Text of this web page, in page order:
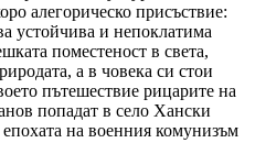
алегорическо присъствие:
устойчива и непоклатима
поместеност в света,
а в човека си стои
пътешествие рицарите на
попадат в село Хански
епохата на военния комунизъм